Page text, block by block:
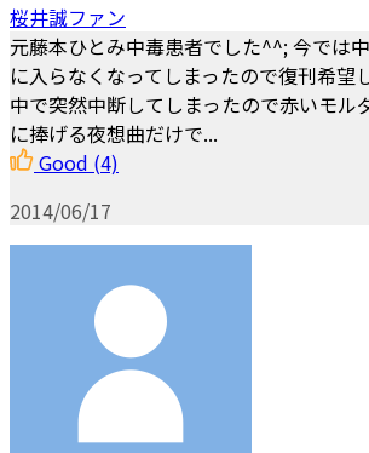
桜井誠ファン
元藤本ひとみ中毒患者でした^^; 今では
に入らなくなってしまったので復刊希望
中で突然中断してしまったので赤いモル
に捧げる夜想曲だけで...
Good (4)
2014/06/17